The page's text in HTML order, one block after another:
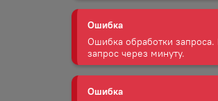
Ошибка
Ошибка обработки запроса.
запрос через минуту.
Ошибка